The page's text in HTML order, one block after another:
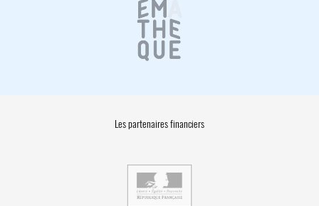
Les partenaires financiers